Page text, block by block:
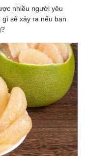
nhiều người yêu
sẽ xảy ra nếu bạn